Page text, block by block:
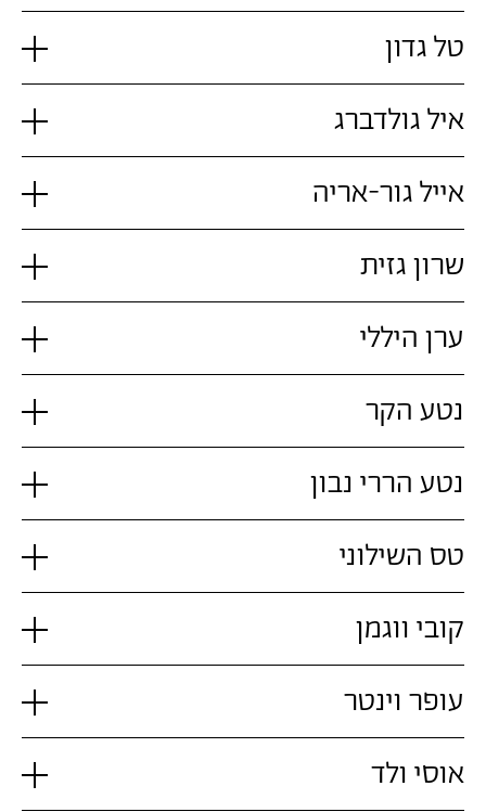
טל גדון
איל גולדברג
אייל גור-אריה
שרון גזית
ערן היללי
נטע הקר
נטע הררי נבון
טס השילוני
קובי ווגמן
עופר וינטר
אוסי ולד